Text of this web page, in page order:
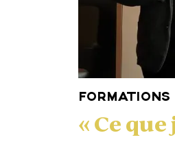
FORMATIONS
« Ce